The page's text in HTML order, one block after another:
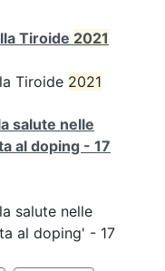
Tiroide 2021
Tiroide 2021
salute nelle
al doping - 17
salute nelle
al doping' - 17